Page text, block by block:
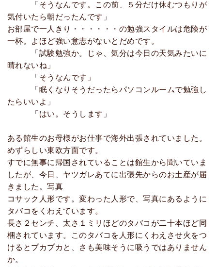
「そうなんです。この前、５分だけ休むつもりが
気付いたら朝だったんです」
お部屋で一人きり・・・・・・の勉強スタイルは危険が
一杯。よほど強い意志がないとだめです。
「試験勉強か。じゃ、気分は今日の天気みたいに
晴れないね」
「そうなんです」
「眠くなりそうだったらパソコンルームで勉強し
たらいいよ」
「はい。そうします」
ある館生のお母様がお仕事で海外出張されていました。
めずらしい東欧方面です。
すでに無事に帰国されていることは館生から聞いていま
したが、今日、ヤツガレあてに出張先からのお土産が届
きました。写真
コサック人形です。変わった人形で、写真にあるように
タバコをくわえています。
長さ２センチ、太さ１ミリほどのタバコが二十本ほど同
梱されています。このタバコを人形にくわえさせ火をつ
けるとプカプカと、さも美味そうに吸うではありません
か。